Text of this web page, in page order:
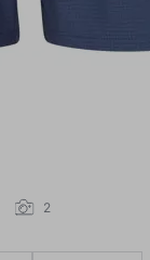
2